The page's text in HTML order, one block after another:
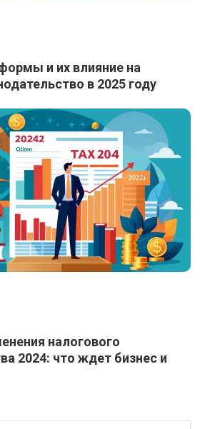
и их влияние на
в 2025 году
налогового
2024: что ждет бизнес и